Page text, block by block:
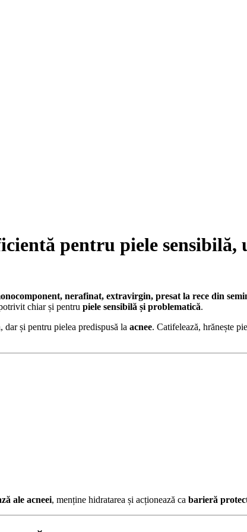
pentru piele sensibilă,
nerafinat, extravirgin, presat la rece din
chiar și pentru piele sensibilă și problematică.
, dar și pentru pielea predispusă la acnee. Catifelează, hrănește
ale acneei, menține hidratarea și acționează ca barieră